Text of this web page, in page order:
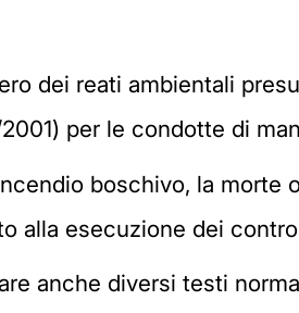
dei reati ambientali
per le condotte di
boschivo, la morte
alla esecuzione dei
anche diversi testi